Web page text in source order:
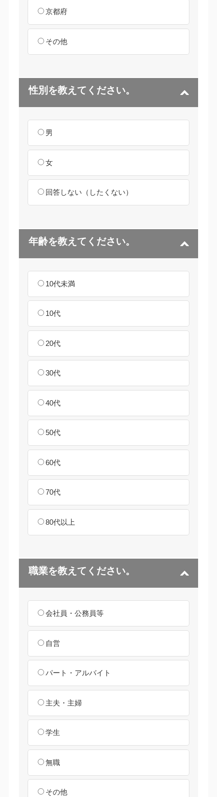
京都府
その他
性別を教えてください。
男
女
回答しない（したくない）
年齢を教えてください。
10代未満
10代
20代
30代
40代
50代
60代
70代
80代以上
職業を教えてください。
会社員・公務員等
自営
パート・アルバイト
主夫・主婦
学生
無職
その他